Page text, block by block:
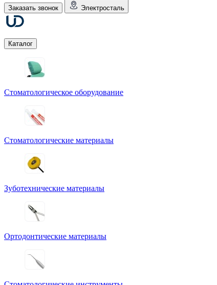
Заказать звонок Электросталь
Каталог
Стоматологическое оборудование
Стоматологические материалы
Зуботехнические материалы
Ортодонтические материалы